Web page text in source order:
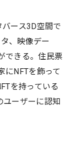
ース3D空間で
、映像デー
できる。住民票
にNFTを飾って
を持っている
ユーザーに認知